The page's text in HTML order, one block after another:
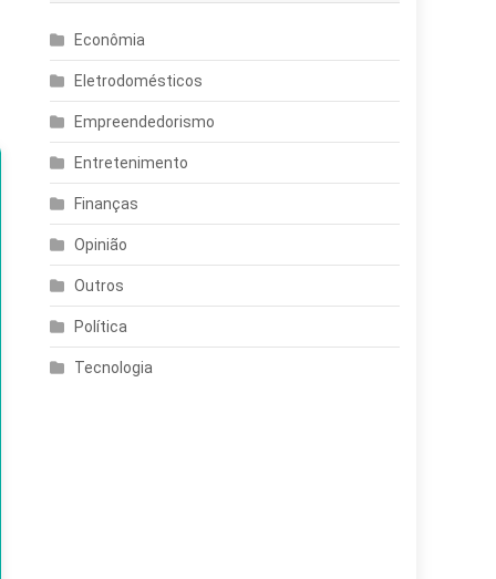
Econômia
Eletrodomésticos
Empreendedorismo
Entretenimento
Finanças
Opinião
Outros
Política
Tecnologia